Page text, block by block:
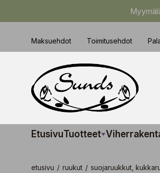
Maksuehdot Toimitusehdot
EtusivuTuotteet
etusivu / ruukut / suojaruukkut,